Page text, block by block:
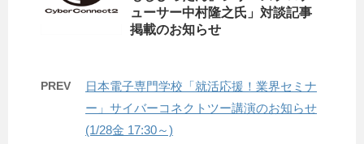
ューサー中村隆之氏」対談記事
掲載のお知らせ
PREV
日本電子専門学校「就活応援！業界セミナ
ー」サイバーコネクトツー講演のお知らせ
(1/28金 17:30～)